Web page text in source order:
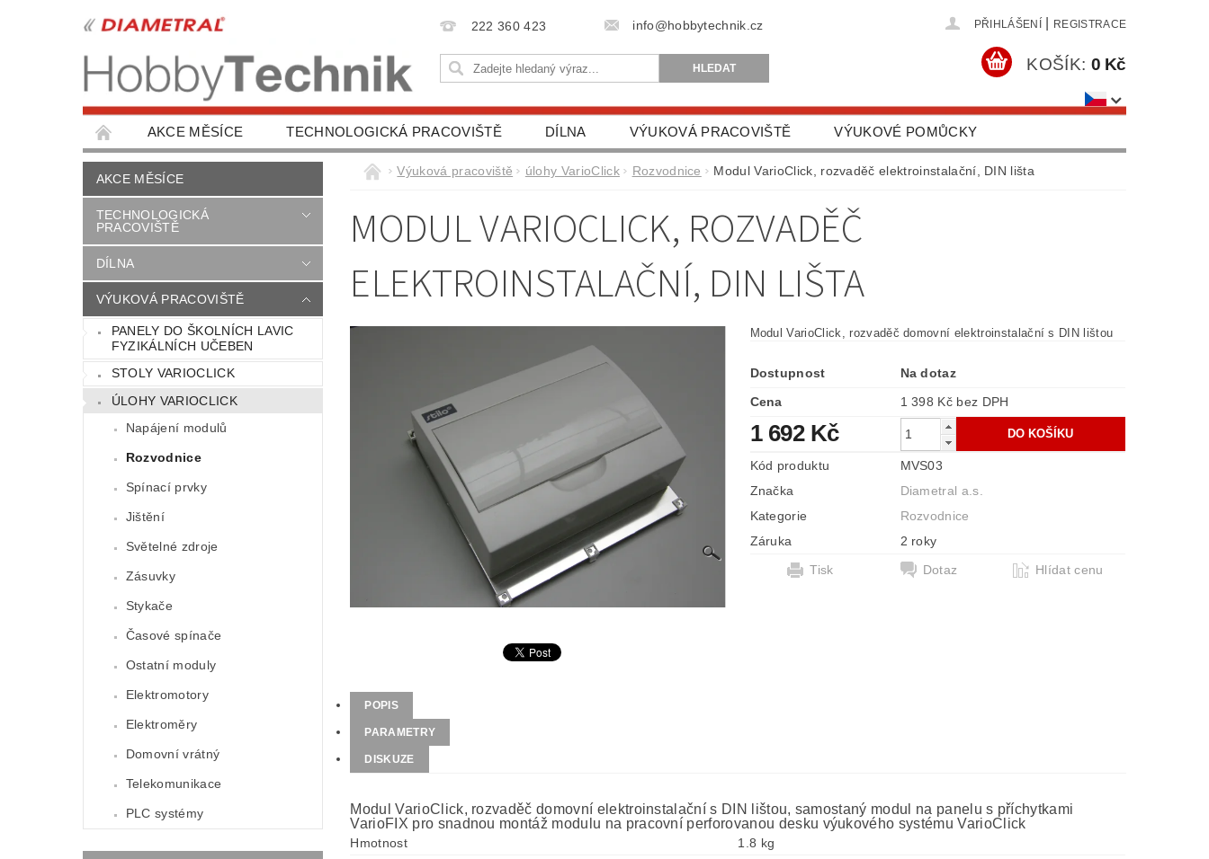
222 360 423 info@hobbytechnik.cz PŘIHLÁŠENÍ REGISTRACE
KOŠÍK: 0 Kč
AKCE MĚSÍCE TECHNOLOGICKÁ PRACOVIŠTĚ DÍLNA VÝUKOVÁ PRACOVIŠTĚ VÝUKOVÉ POMŮCKY
OCHRANA ZDRAVÍ AUTOŠKOLY, VÝBAVA DĚTSKÉ STAVEBNICE AUTO DOPLŇKY OBCHODNÍ PODMÍNKY
NAPIŠTE NÁM KONTAKTY
AKCE MĚSÍCE
TECHNOLOGICKÁ
PRACOVIŠTĚ
DÍLNA
VÝUKOVÁ PRACOVIŠTĚ
PANELY DO ŠKOLNÍCH LAVIC
FYZIKÁLNÍCH UČEBEN
STOLY VARIOCLICK
ÚLOHY VARIOCLICK
Napájení modulů
Rozvodnice
Spínací prvky
Jištění
Světelné zdroje
Zásuvky
Stykače
Časové spínače
Ostatní moduly
Elektromotory
Elektroměry
Domovní vrátný
Telekomunikace
PLC systémy
Výuková pracoviště úlohy VarioClick Rozvodnice Modul VarioClick, rozvaděč elektroinstalační, DIN lišta
MODUL VARIOCLICK, ROZVADĚČ
ELEKTROINSTALAČNÍ, DIN LIŠTA
Modul VarioClick, rozvaděč domovní elektroinstalační s DIN lištou
Dostupnost
Na dotaz
Cena
1 398 Kč bez DPH
1 692 Kč
Kód produktu
MVS03
Značka
Diametral a.s.
Kategorie
Rozvodnice
Záruka
2 roky
Tisk
Dotaz Hlídat cenu
POPIS
PARAMETRY
DISKUZE
Modul VarioClick, rozvaděč domovní elektroinstalační s DIN lištou, samostaný modul na panelu s příchytkami
VarioFIX pro snadnou montáž modulu na pracovní perforovanou desku výukového systému VarioClick
Hmotnost
1.8 kg